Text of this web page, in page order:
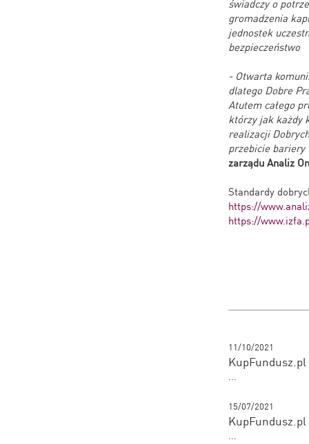
gromadzenia
jednostek
bezpieczeństwo
- Otwarta
dlatego Dobre
Atutem całego
którzy jak każdy
realizacji
przebicie bariery
zarządu Analiz
Standardy
https://
https://
11/10/2021
...
15/07/2021
...